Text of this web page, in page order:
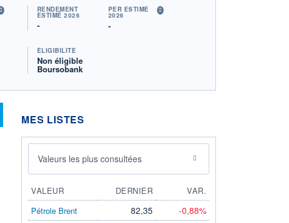
RENDEMENT
ESTIMÉ 2026
-
PER ESTIMÉ
2026
-
ÉLIGIBILITÉ
Non éligible
Boursobank
MES LISTES
Valeurs les plus consultées
VALEUR DERNIER
VAR.
Pétrole Brent
82,35 -0,88%